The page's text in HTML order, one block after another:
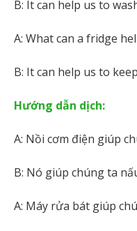
B: It can help us to
A: What can a fridge
B: It can help us to
Hướng dẫn dịch:
A: Nồi cơm điện giúp
B: Nó giúp chúng ta
A: Máy rửa bát giúp